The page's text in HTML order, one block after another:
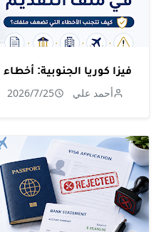
فيزا كوريا الجنوبية:
أحمد علي 2026/7/25